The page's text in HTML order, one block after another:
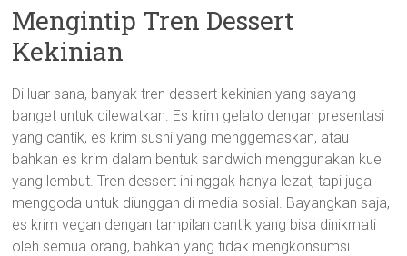
Mengintip Tren Dessert
Kekinian
Di luar sana, banyak tren dessert kekinian yang sayang
banget untuk dilewatkan. Es krim gelato dengan presentasi
yang cantik, es krim sushi yang menggemaskan, atau
bahkan es krim dalam bentuk sandwich menggunakan kue
yang lembut. Tren dessert ini nggak hanya lezat, tapi juga
menggoda untuk diunggah di media sosial. Bayangkan saja,
es krim vegan dengan tampilan cantik yang bisa dinikmati
oleh semua orang, bahkan yang tidak mengkonsumsi